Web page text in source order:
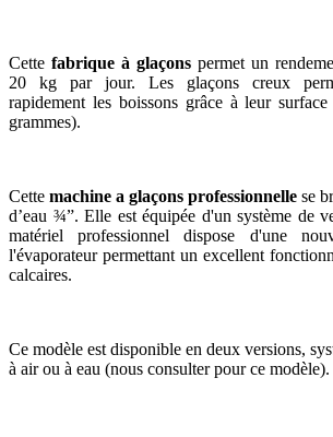
Cette fabrique à glaçons permet un
20 kg par jour. Les glaçons creux
rapidement les boissons grâce à leur
grammes).
Cette machine a glaçons professionnelle se
d’eau ¾”. Elle est équipée d'un système de
matériel professionnel dispose d'une
l'évaporateur permettant un excellent
calcaires.
Ce modèle est disponible en deux versions,
à air ou à eau (nous consulter pour ce modèle).